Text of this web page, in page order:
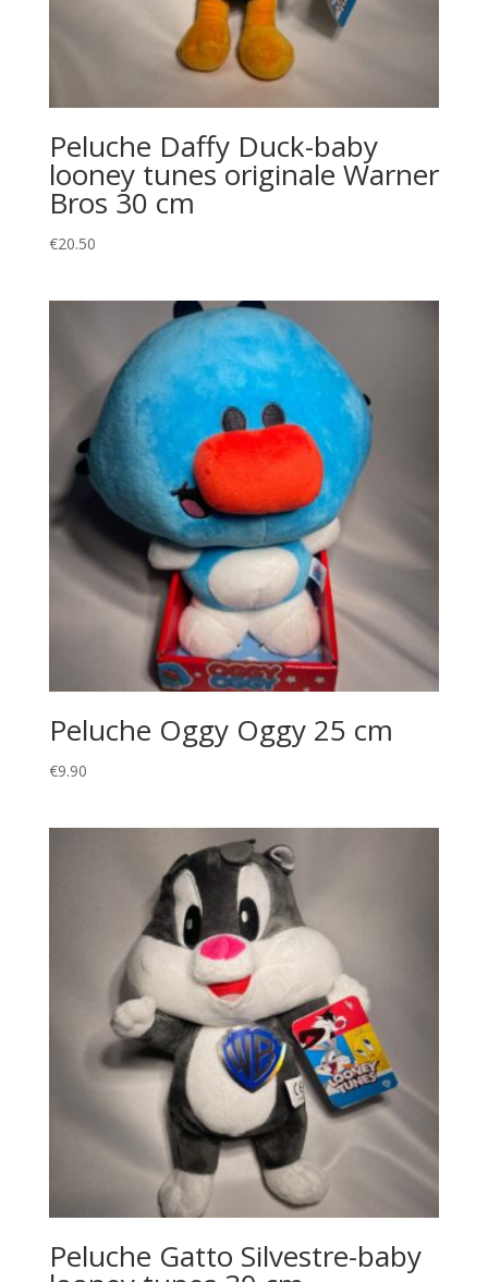
Peluche Daffy Duck-baby
looney tunes originale Warner
Bros 30 cm
€20.50
Peluche Oggy Oggy 25 cm
€9.90
Peluche Gatto Silvestre-baby